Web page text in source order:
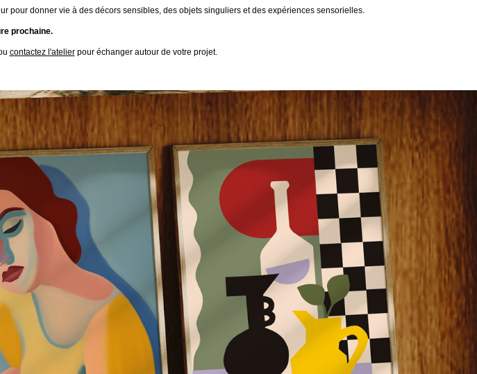
pour donner vie à des décors sensibles, des objets singuliers et des expériences sensorielles.
prochaine.
contactez l'atelierpour échanger autour de votre projet.